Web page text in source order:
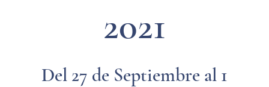
2021
Del 27 de Septiembre al 1